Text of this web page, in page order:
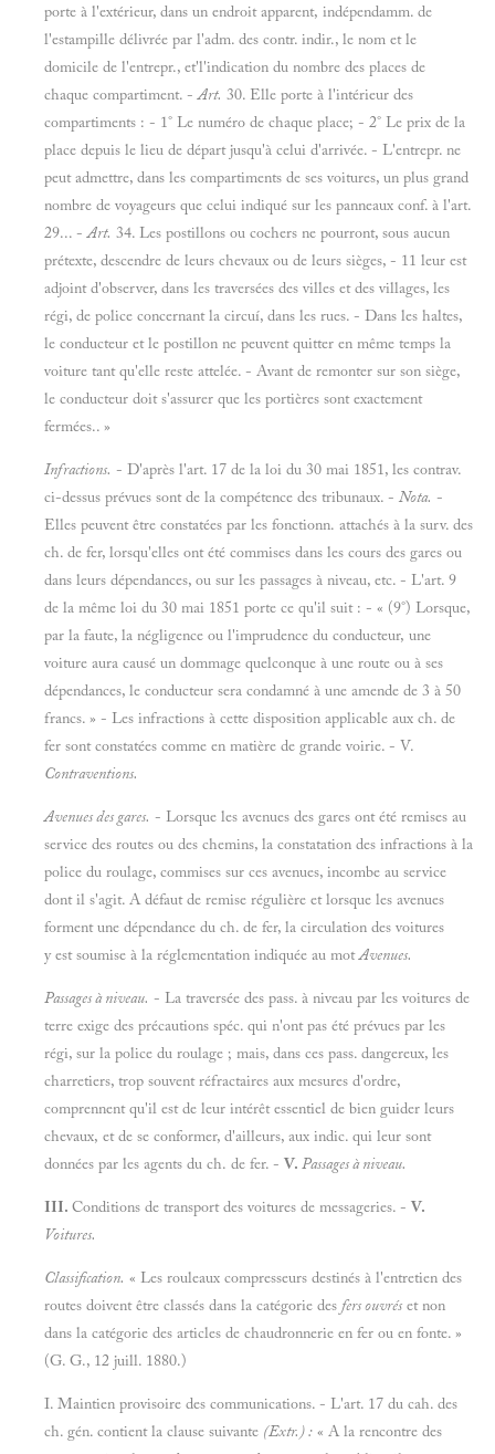
porte à l'extérieur, dans un endroit apparent, indépendamm. de
l'estampille délivrée par l'adm. des contr. indir., le nom et le
domicile de l'entrepr., et'l'indication du nombre des places de
chaque compartiment. -Art. 30. Elle porte à l'intérieur des
compartiments : - 1° Le numéro de chaque place; - 2° Le prix de la
place depuis le lieu de départ jusqu'à celui d'arrivée. - L'entrepr. ne
peut admettre, dans les compartiments de ses voitures, un plus grand
nombre de voyageurs que celui indiqué sur les panneaux conf. à l'art.
29... -Art. 34. Les postillons ou cochers ne pourront, sous aucun
prétexte, descendre de leurs chevaux ou de leurs sièges, - 11 leur est
adjoint d'observer, dans les traversées des villes et des villages, les
régi, de police concernant la circuí, dans les rues. - Dans les haltes,
le conducteur et le postillon ne peuvent quitter en même temps la
voiture tant qu'elle reste attelée. - Avant de remonter sur son siège,
le conducteur doit s'assurer que les portières sont exactement
fermées.. »
Infractions. - D'après l'art. 17 de la loi du 30 mai 1851, les contrav.
ci-dessus prévues sont de la compétence des tribunaux. - Nota. -
Elles peuvent être constatées par les fonctionn. attachés à la surv. des
ch. de fer, lorsqu'elles ont été commises dans les cours des gares ou
dans leurs dépendances, ou sur les passages à niveau, etc. - L'art. 9
de la même loi du 30 mai 1851 porte ce qu'il suit : - « (9°) Lorsque,
par la faute, la négligence ou l'imprudence du conducteur, une
voiture aura causé un dommage quelconque à une route ou à ses
dépendances, le conducteur sera condamné à une amende de 3 à 50
francs. » - Les infractions à cette disposition applicable aux ch. de
fer sont constatées comme en matière de grande voirie. - V.
Contraventions.
Avenues des gares. - Lorsque les avenues des gares ont été remises au
service des routes ou des chemins, la constatation des infractions à la
police du roulage, commises sur ces avenues, incombe au service
dont il s'agit. A défaut de remise régulière et lorsque les avenues
forment une dépendance du ch. de fer, la circulation des voitures
y est soumise à la réglementation indiquée au motAvenues.
Passages à niveau. - La traversée des pass. à niveau par les voitures de
terre exige des précautions spéc. qui n'ont pas été prévues par les
régi, sur la police du roulage ; mais, dans ces pass. dangereux, les
charretiers, trop souvent réfractaires aux mesures d'ordre,
comprennent qu'il est de leur intérêt essentiel de bien guider leurs
chevaux, et de se conformer, d'ailleurs, aux indic. qui leur sont
données par les agents du ch. de fer. - V. Passages à niveau.
III. Conditions de transport des voitures de messageries. - V.
Voitures.
Classification. « Les rouleaux compresseurs destinés à l'entretien des
routes doivent être classés dans la catégorie des fers ouvrés et non
dans la catégorie des articles de chaudronnerie en fer ou en fonte. »
(G. G., 12 juill. 1880.)
I. Maintien provisoire des communications. - L'art. 17 du cah. des
ch. gén. contient la clause suivante (Extr.) : « A la rencontre des